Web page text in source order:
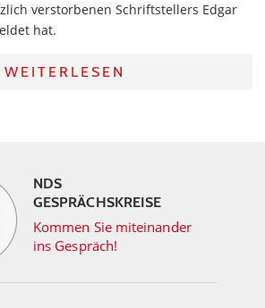
verstorbenen Schriftstellers Edgar
hat.
WEITERLESEN
NDS
GESPRÄCHSKREISE
Kommen Sie miteinander
ins Gespräch!